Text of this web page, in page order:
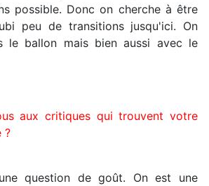
possible. Donc on cherche à être
peu de transitions jusqu'ici. On
le ballon mais bien aussi avec le
aux critiques qui trouvent votre
?
question de goût. On est une